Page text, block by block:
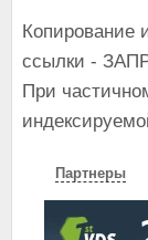
Копирование
ссылки -
При
Партнеры